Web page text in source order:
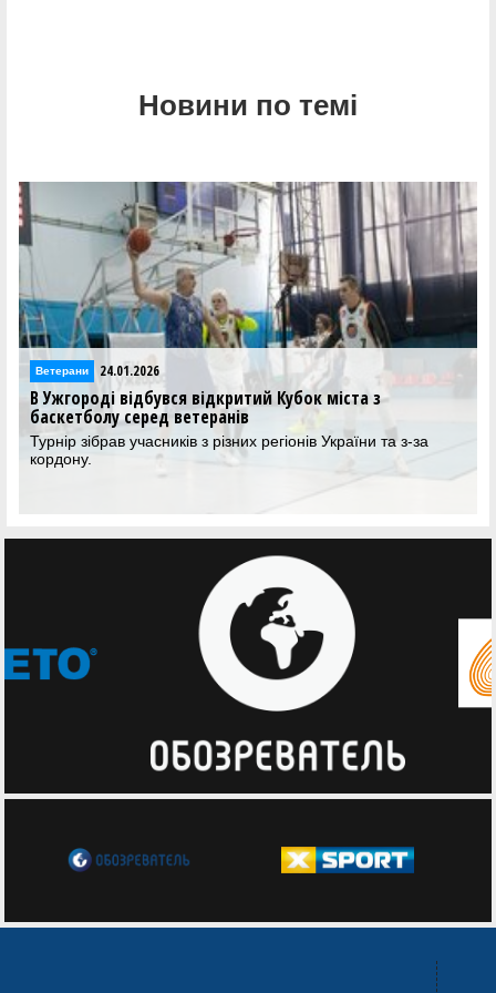
Новини по темі
Ветерани 24.01.2026
В Ужгороді відбувся відкритий Кубок міста з
баскетболу серед ветеранів
Турнір зібрав учасників з різних регіонів України та з-за
кордону.